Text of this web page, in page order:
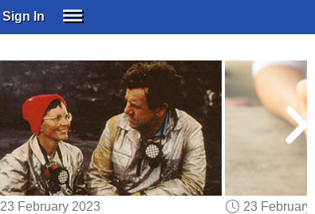
Sign In
SUBSCRIBE
EDUCATIONAL LICENSES
GIFT CARDS
OTHER LANGUAGES
ABOUT US
ALEXA
23 February 2023
23